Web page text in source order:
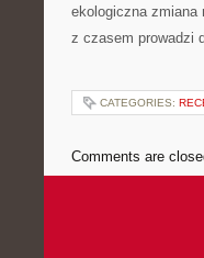
ekologiczna
z czasem prowadzi
CATEGORIES:
Comments are